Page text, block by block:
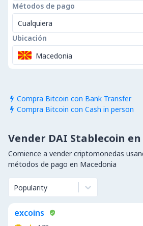
Métodos de pago
Cualquiera
Ubicación
Macedonia
 Compra Bitcoin con Bank Transfer
 Compra Bitcoin con Cash in person
Vender DAI Stablecoin
Comience a vender criptomonedas
métodos de pago en Macedonia
Popularity
excoins